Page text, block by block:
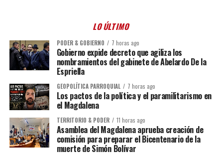
LO ÚLTIMO
PODER & GOBIERNO 7 horas ago
Gobierno expide decreto que agiliza los
nombramientos del gabinete de Abelardo De la
Espriella
GEOPOLÍTICA PARROQUIAL 7 horas ago
Los pactos de la política y el paramilitarismo en
el Magdalena
TERRITORIO & PODER 11 horas ago
Asamblea del Magdalena aprueba creación de
comisión para preparar el Bicentenario de la
muerte de Simón Bolívar